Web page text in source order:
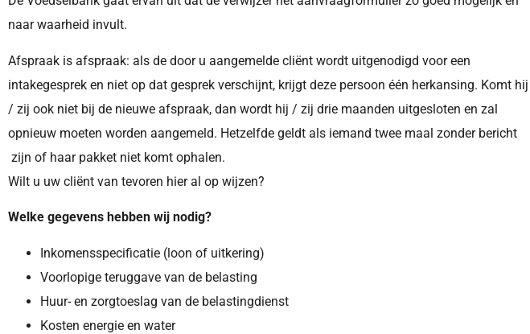
naar waarheid invult.
Afspraak is afspraak: als de door u aangemelde cliënt wordt uitgenodigd voor een
intakegesprek en niet op dat gesprek verschijnt, krijgt deze persoon één herkansing. Komt hij
/ zij ook niet bij de nieuwe afspraak, dan wordt hij / zij drie maanden uitgesloten en zal
opnieuw moeten worden aangemeld. Hetzelfde geldt als iemand twee maal zonder bericht
zijn of haar pakket niet komt ophalen.
Wilt u uw cliënt van tevoren hier al op wijzen?
Welke gegevens hebben wij nodig?
Inkomensspecificatie (loon of uitkering)
Voorlopige teruggave van de belasting
Huur- en zorgtoeslag van de belastingdienst
Kosten energie en water